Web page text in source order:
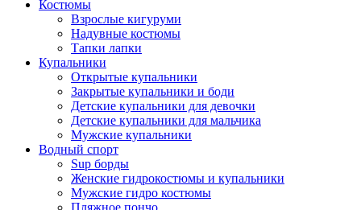
Костюмы
Взрослые кигуруми
Надувные костюмы
Тапки лапки
Купальники
Открытые купальники
Закрытые купальники и боди
Детские купальники для девочки
Детские купальники для мальчика
Мужские купальники
Водный спорт
Sup борды
Женские гидрокостюмы и купальники
Мужские гидро костюмы
Пляжное пончо